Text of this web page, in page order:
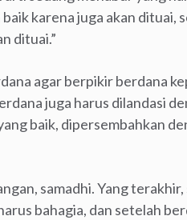
karena juga akan dituai,
dituai.”
agar berpikir berdana
juga harus dilandasi
baik, dipersembahkan
samadhi. Yang
bahagia, dan setelah